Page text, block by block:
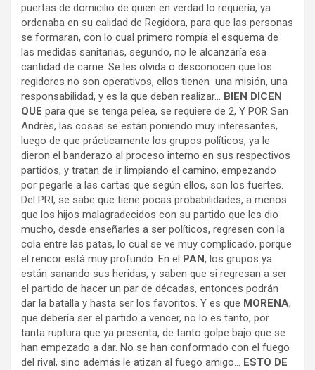
puertas de domicilio de quien en verdad lo requería, ya
ordenaba en su calidad de Regidora, para que las personas
se formaran, con lo cual primero rompía el esquema de
las medidas sanitarias, segundo, no le alcanzaría esa
cantidad de carne. Se les olvida o desconocen que los
regidores no son operativos, ellos tienen una misión, una
responsabilidad, y es la que deben realizar… BIEN DICEN
QUE para que se tenga pelea, se requiere de 2, Y POR San
Andrés, las cosas se están poniendo muy interesantes,
luego de que prácticamente los grupos políticos, ya le
dieron el banderazo al proceso interno en sus respectivos
partidos, y tratan de ir limpiando el camino, empezando
por pegarle a las cartas que según ellos, son los fuertes.
Del PRI, se sabe que tiene pocas probabilidades, a menos
que los hijos malagradecidos con su partido que les dio
mucho, desde enseñarles a ser políticos, regresen con la
cola entre las patas, lo cual se ve muy complicado, porque
el rencor está muy profundo. En el PAN, los grupos ya
están sanando sus heridas, y saben que si regresan a ser
el partido de hacer un par de décadas, entonces podrán
dar la batalla y hasta ser los favoritos. Y es que MORENA,
que debería ser el partido a vencer, no lo es tanto, por
tanta ruptura que ya presenta, de tanto golpe bajo que se
han empezado a dar. No se han conformado con el fuego
del rival, sino además le atizan al fuego amigo… ESTO DE